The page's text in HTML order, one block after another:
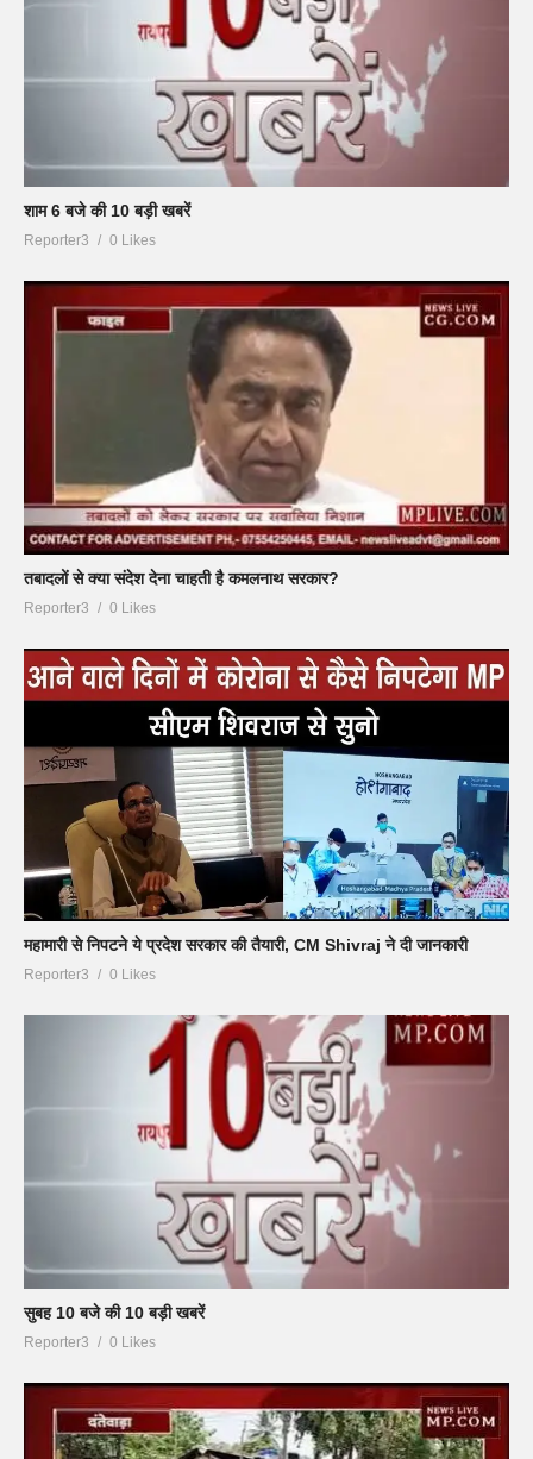
शाम 6 बजे की 10 बड़ी खबरें
Reporter3 0 Likes
तबादलों से क्या संदेश देना चाहती है कमलनाथ सरकार?
Reporter3 0 Likes
महामारी से निपटने ये प्रदेश सरकार की तैयारी, CM Shivraj ने दी जानकारी
Reporter3 0 Likes
सुबह 10 बजे की 10 बड़ी खबरें
Reporter3 0 Likes